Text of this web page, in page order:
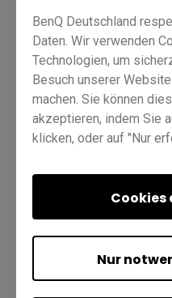
BenQ Deutschland
Daten. Wir verwenden
Technologien, um
Besuch unserer
machen. Sie können
akzeptieren, indem Sie
klicken, oder auf "Nur
abzulehnen. Sie
hier jederzeit
finden Sie in unserer
unserer
Nur
Cookies
Andere Anwendungen Profi
Ausbilder
War dies hilfreich? Ja
Vorherige